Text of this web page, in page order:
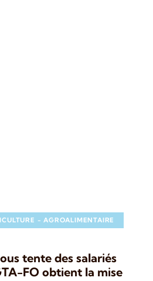
- AGROALIMENTAIRE
tente des salariés
FO obtient la mise